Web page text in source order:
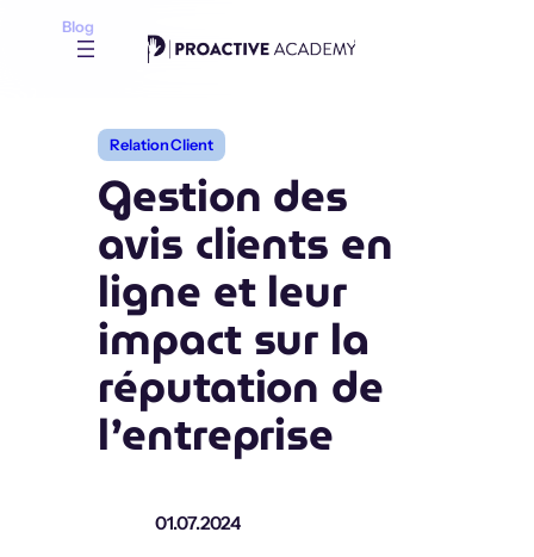
Blog
Relation Client
Gestion des
avis clients en
ligne et leur
impact sur la
réputation de
l’entreprise
01.07.2024